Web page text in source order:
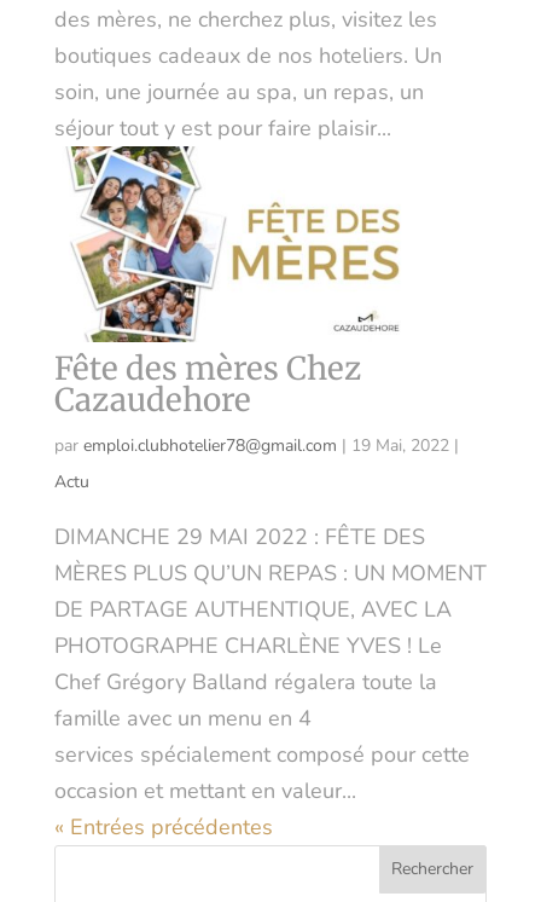
des mères, ne cherchez plus, visitez les
boutiques cadeaux de nos hoteliers. Un
soin, une journée au spa, un repas, un
séjour tout y est pour faire plaisir...
Fête des mères Chez
Cazaudehore
par emploi.clubhotelier78@gmail.com | 19 Mai, 2022|
Actu
DIMANCHE 29 MAI 2022 : FÊTE DES
MÈRES PLUS QU’UN REPAS : UN MOMENT
DE PARTAGE AUTHENTIQUE, AVEC LA
PHOTOGRAPHE CHARLÈNE YVES ! Le
Chef Grégory Balland régalera toute la
famille avec un menu en 4
services spécialement composé pour cette
occasion et mettant en valeur...
« Entrées précédentes
Rechercher